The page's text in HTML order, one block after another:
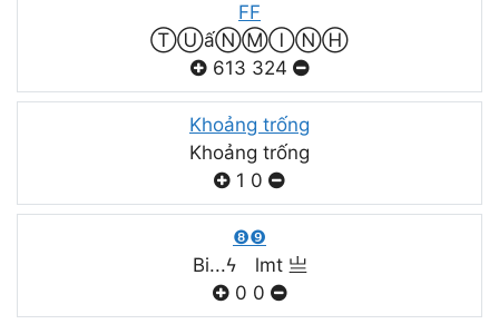
FF
ⓉⓊấⓃⓂⒾⓃⒽ
613 324
Khoảng trống
Khoảng trống
1 0
❽❾
Bi...ϟ lmt 亗
0 0